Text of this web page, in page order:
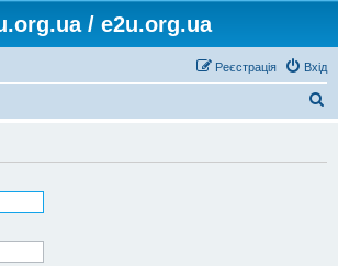
/ e2u.org.ua
Вхід
Реєстрація